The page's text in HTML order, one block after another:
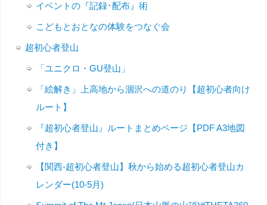
イベントの『記録･配布』術
こどもとおとなの体験をつなぐ会
超初心者登山
「ユニクロ・GU登山」
「絵解き」上高地から涸沢への道のり【超初心者向け
ルート】
『超初心者登山』ルートまとめページ【PDF A3地図
付き】
【関西-超初心者登山】秋から始める超初心者登山カ
レンダー(10-5月)